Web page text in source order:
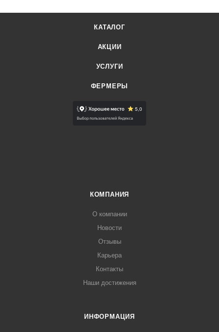
КАТАЛОГ
АКЦИИ
УСЛУГИ
ФЕРМЕРЫ
КОМПАНИЯ
О компании
Новости
Отзывы
Карьера
Контакты
Наши достижения
ИНФОРМАЦИЯ